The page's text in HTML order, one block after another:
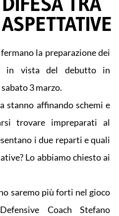
la preparazione dei
in vista del debutto in
3 marzo.
stanno affinando schemi e
trovare impreparati al
i due reparti e quali
Lo abbiamo chiesto ai
saremo più forti nel gioco
Coach Stefano